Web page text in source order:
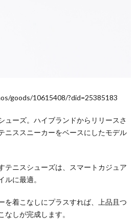
goods/10615408/?did=25385183
ューズ。ハイブランドからリリースさ
ニススニーカーをベースにしたモデル
テニスシューズは、スマートカジュア
ルに最適。
を着こなしにプラスすれば、上品且つ
なしが完成します。